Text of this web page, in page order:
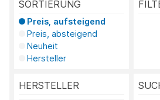
SORTIERUNG
Preis, aufsteigend
Preis, absteigend
Neuheit
Hersteller
HERSTELLER